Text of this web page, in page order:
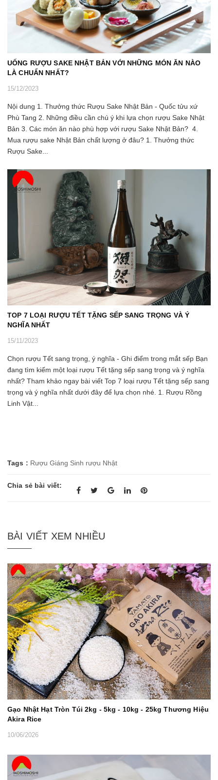
UỐNG RƯỢU SAKE NHẬT BẢN VỚI NHỮNG MÓN ĂN NÀO
LÀ CHUẨN NHẤT?
15/12/2023
Nội dung 1. Thưởng thức Rượu Sake Nhật Bản - Quốc tửu xứ
Phù Tang 2. Những điều cần chú ý khi lựa chọn rượu Sake Nhật
Bản 3. Các món ăn nào phù hợp với rượu Sake Nhật Bản? 4.
Mua rượu sake Nhật Bản chất lượng ở đâu? 1. Thưởng thức
Rượu Sake...
TOP 7 LOẠI RƯỢU TẾT TẶNG SẾP SANG TRỌNG VÀ Ý
NGHĨA NHẤT
15/11/2023
Chọn rượu Tết sang trọng, ý nghĩa - Ghi điểm trong mắt sếp Bạn
đang tìm kiếm một loại rượu Tết tặng sếp sang trọng và ý nghĩa
nhất? Tham khảo ngay bài viết Top 7 loại rượu Tết tặng sếp sang
trọng và ý nghĩa nhất dưới đây để lựa chọn nhé. 1. Rượu Rồng
Linh Vật...
Tags : Rượu Giáng Sinh rượu Nhật
Chia sẻ bài viết:
BÀI VIẾT XEM NHIỀU
Gạo Nhật Hạt Tròn Túi 2kg - 5kg - 10kg - 25kg Thương Hiệu
Akira Rice
10/06/2026